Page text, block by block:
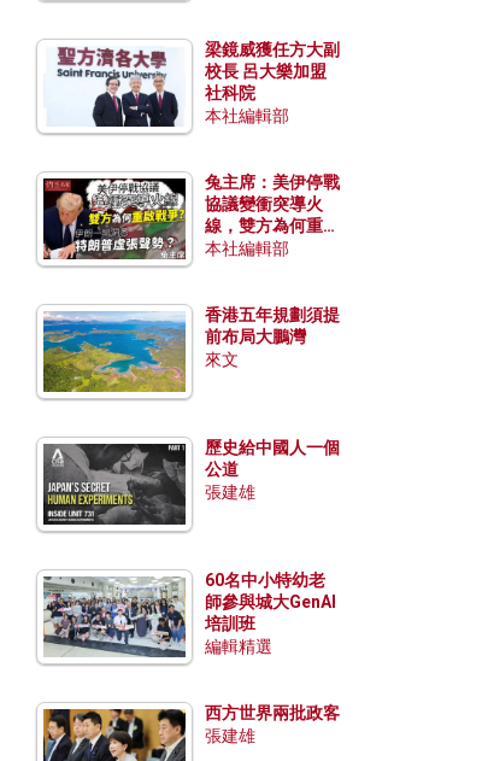
梁鏡威獲任方大副
校長 呂大樂加盟
社科院
本社編輯部
兔主席：美伊停戰
協議變衝突導火
線，雙方為何重啟
戰爭？伊朗一早洞
本社編輯部
香港五年規劃須提
前布局大鵬灣
來文
歷史給中國人一個
公道
張建雄
60名中小特幼老
師參與城大GenAI
培訓班
編輯精選
西方世界兩批政客
張建雄